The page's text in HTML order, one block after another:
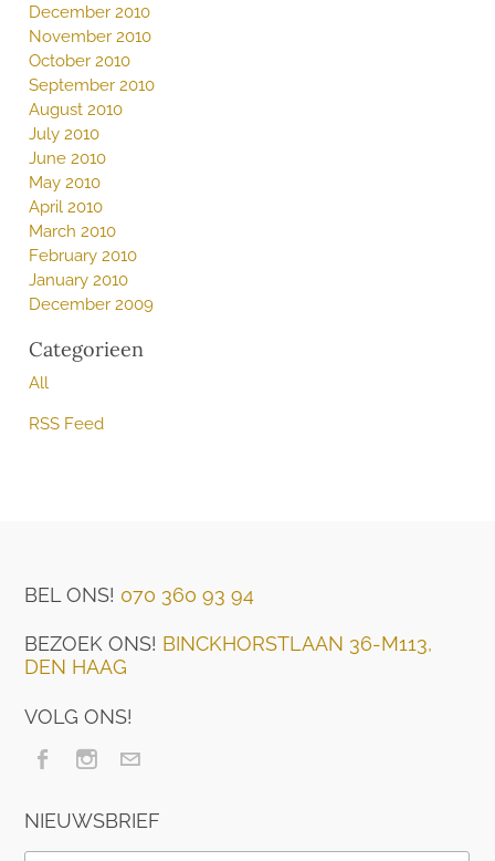
December 2010
November 2010
October 2010
September 2010
August 2010
July 2010
June 2010
May 2010
April 2010
March 2010
February 2010
January 2010
December 2009
Categorieen
All
RSS Feed
BEL ONS! 070 360 93 94
BEZOEK ONS! BINCKHORSTLAAN 36-M113,
DEN HAAG
VOLG ONS!
NIEUWSBRIEF